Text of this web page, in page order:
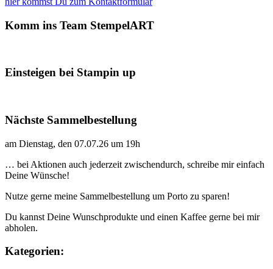
Komm ins Team StempelART
Einsteigen bei Stampin up
Nächste Sammelbestellung
am Dienstag, den 07.07.26 um 19h
… bei Aktionen auch jederzeit zwischendurch, schreibe mir einfach
Deine Wünsche!
Nutze gerne meine Sammelbestellung um Porto zu sparen!
Du kannst Deine Wunschprodukte und einen Kaffee gerne bei mir
abholen.
Kategorien: